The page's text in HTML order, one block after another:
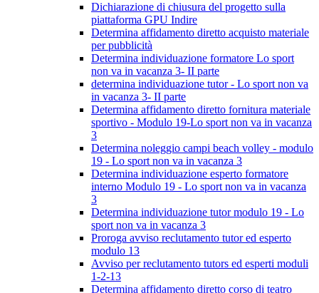
Dichiarazione di chiusura del progetto sulla
piattaforma GPU Indire
Determina affidamento diretto acquisto materiale
per pubblicità
Determina individuazione formatore Lo sport
non va in vacanza 3- II parte
determina individuazione tutor - Lo sport non va
in vacanza 3- II parte
Determina affidamento diretto fornitura materiale
sportivo - Modulo 19-Lo sport non va in vacanza
3
Determina noleggio campi beach volley - modulo
19 - Lo sport non va in vacanza 3
Determina individuazione esperto formatore
interno Modulo 19 - Lo sport non va in vacanza
3
Determina individuazione tutor modulo 19 - Lo
sport non va in vacanza 3
Proroga avviso reclutamento tutor ed esperto
modulo 13
Avviso per reclutamento tutors ed esperti moduli
1-2-13
Determina affidamento diretto corso di teatro